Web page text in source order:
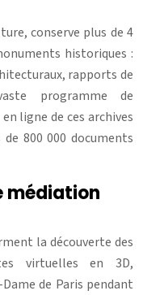
conserve plus de 4
historiques :
rapports de
programme de
ligne de ces archives
800 000 documents
médiation
la découverte des
virtuelles en 3D,
de Paris pendant